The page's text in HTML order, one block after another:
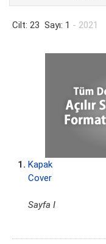
Cilt: 23 Sayı: 1 - 2021
1. Kapak
Cover
Sayfa I